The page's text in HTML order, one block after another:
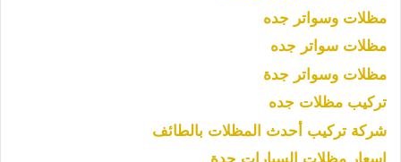
مظلات وسواتر جده
مظلات سواتر جده
مظلات وسواتر جدة
تركيب مظلات جده
شركة تركيب أحدث المظلات بالطائف